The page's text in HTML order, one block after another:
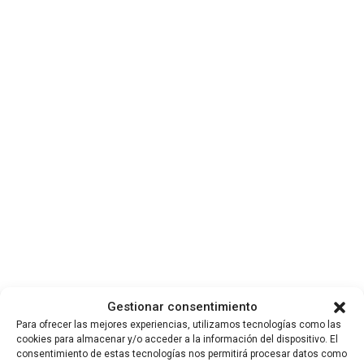
Gestionar consentimiento
Para ofrecer las mejores experiencias, utilizamos tecnologías como las
cookies para almacenar y/o acceder a la información del dispositivo. El
consentimiento de estas tecnologías nos permitirá procesar datos como
un misterio sin